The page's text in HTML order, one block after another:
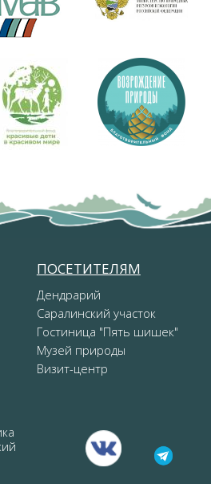
ПОСЕТИТЕЛЯМ
Дендрарий
Саралинский участок
Гостиница "Пять шишек"
Музей природы
Визит-центр